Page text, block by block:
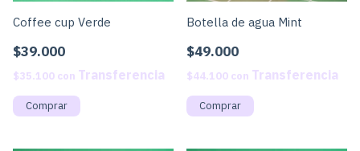
Coffee cup Verde
$39.000
$35.100 con
Botella de agua Mint
$49.000
$44.100 con